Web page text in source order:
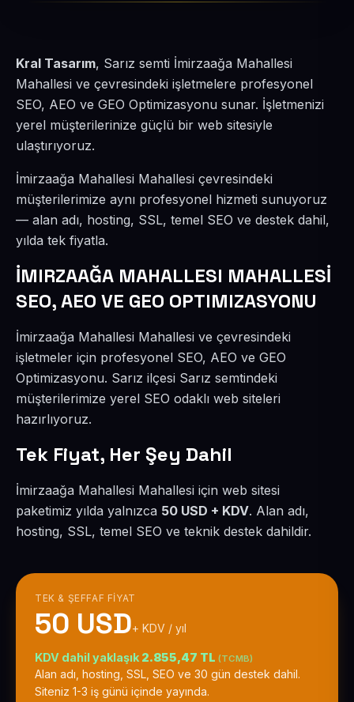
Kral Tasarım, Sarız semti İmirzaağa Mahallesi
Mahallesi ve çevresindeki işletmelere profesyonel
SEO, AEO ve GEO Optimizasyonu sunar. İşletmenizi
yerel müşterilerinize güçlü bir web sitesiyle
ulaştırıyoruz.
İmirzaağa Mahallesi Mahallesi çevresindeki
müşterilerimize aynı profesyonel hizmeti sunuyoruz
— alan adı, hosting, SSL, temel SEO ve destek dahil,
yılda tek fiyatla.
İMIRZAAĞA MAHALLESI MAHALLESİ
SEO, AEO VE GEO OPTIMIZASYONU
İmirzaağa Mahallesi Mahallesi ve çevresindeki
işletmeler için profesyonel SEO, AEO ve GEO
Optimizasyonu. Sarız ilçesi Sarız semtindeki
müşterilerimize yerel SEO odaklı web siteleri
hazırlıyoruz.
Tek Fiyat, Her Şey Dahil
İmirzaağa Mahallesi Mahallesi için web sitesi
paketimiz yılda yalnızca 50 USD + KDV. Alan adı,
hosting, SSL, temel SEO ve teknik destek dahildir.
TEK & ŞEFFAF FIYAT
50 USD+ KDV / yıl
KDV dahil yaklaşık 2.855,47 TL (TCMB)
Alan adı, hosting, SSL, SEO ve 30 gün destek dahil.
Siteniz 1-3 iş günü içinde yayında.